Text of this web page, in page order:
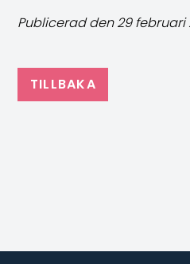
Publicerad den 29 februari
TILLBAKA